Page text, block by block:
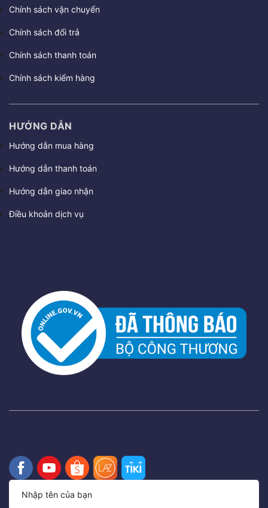
Chính sách vận chuyển
Chính sách đổi trả
Chính sách thanh toán
Chính sách kiểm hàng
HƯỚNG DẪN
Hướng dẫn mua hàng
Hướng dẫn thanh toán
Hướng dẫn giao nhận
Điều khoản dịch vụ